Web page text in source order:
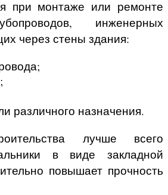
при монтаже или ремонте
инженерных
через стены здания:
различного назначения.
лучше всего
в виде закладной
повышает прочность